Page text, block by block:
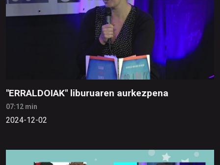
"ERRALDOIAK" liburuaren aurkezpena
07:12 min
2024-12-02